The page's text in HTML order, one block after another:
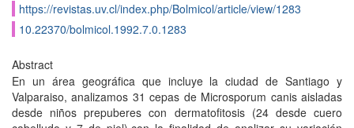
https://revistas.uv.cl/index.php/Bolmicol/article/view/1283
10.22370/bolmicol.1992.7.0.1283
Abstract
En un área geográfica que incluye la ciudad de Santiago y
Valparaiso, analizamos 31 cepas de Microsporum canis aisladas
desde niños prepuberes con dermatofitosis (24 desde cuero